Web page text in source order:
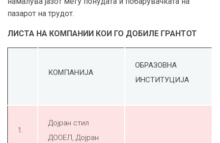
пазарот на трудот.
ЛИСТА НА КОМПАНИИ КОИ ГО ДОБИЛЕ ГРАНТОТ
КОМПАНИЈА
ОБРАЗОВНА
ИНСТИТУЦИЈА
1.
Дојран стил
ДООЕЛ, Дојран